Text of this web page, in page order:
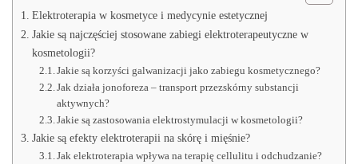
Elektroterapia w kosmetyce i medycynie estetycznej
Jakie są najczęściej stosowane zabiegi elektroterapeutyczne w
kosmetologii?
Jakie są korzyści galwanizacji jako zabiegu kosmetycznego?
Jak działa jonoforeza – transport przezskórny substancji
aktywnych?
Jakie są zastosowania elektrostymulacji w kosmetologii?
Jakie są efekty elektroterapii na skórę i mięśnie?
Jak elektroterapia wpływa na terapię cellulitu i odchudzanie?